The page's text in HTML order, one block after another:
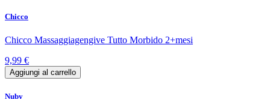
Chicco
Chicco Massaggiagengive Tutto Morbido 2+mesi
9,99 €
Aggiungi al carrello
Nuby